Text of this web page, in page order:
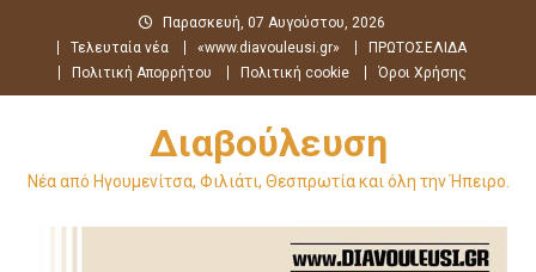
περιεχόμενο
Παρασκευή, 07 Αυγούστου, 2026
Τελευταία νέα
«www.diavouleusi.gr»
ΠΡΩΤΟΣΕΛΙΔΑ
Πολιτική Απορρήτου
Πολιτική cookie Όροι Χρήσης
Διαβούλευση
Νέα από Ηγουμενίτσα, Φιλιάτι, Θεσπρωτία και όλη την Ήπειρο.